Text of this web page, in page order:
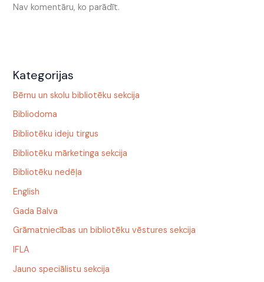
Nav komentāru, ko parādīt.
Kategorijas
Bērnu un skolu bibliotēku sekcija
Bibliodoma
Bibliotēku ideju tirgus
Bibliotēku mārketinga sekcija
Bibliotēku nedēļa
English
Gada Balva
Grāmatniecības un bibliotēku vēstures sekcija
IFLA
Jauno speciālistu sekcija